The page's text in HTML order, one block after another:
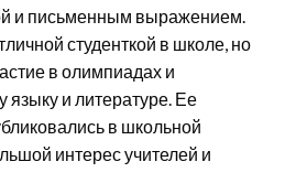
и письменным выражением.
студенткой в школе, но
в олимпиадах и
языку и литературе. Ее
в школьной
интерес учителей и